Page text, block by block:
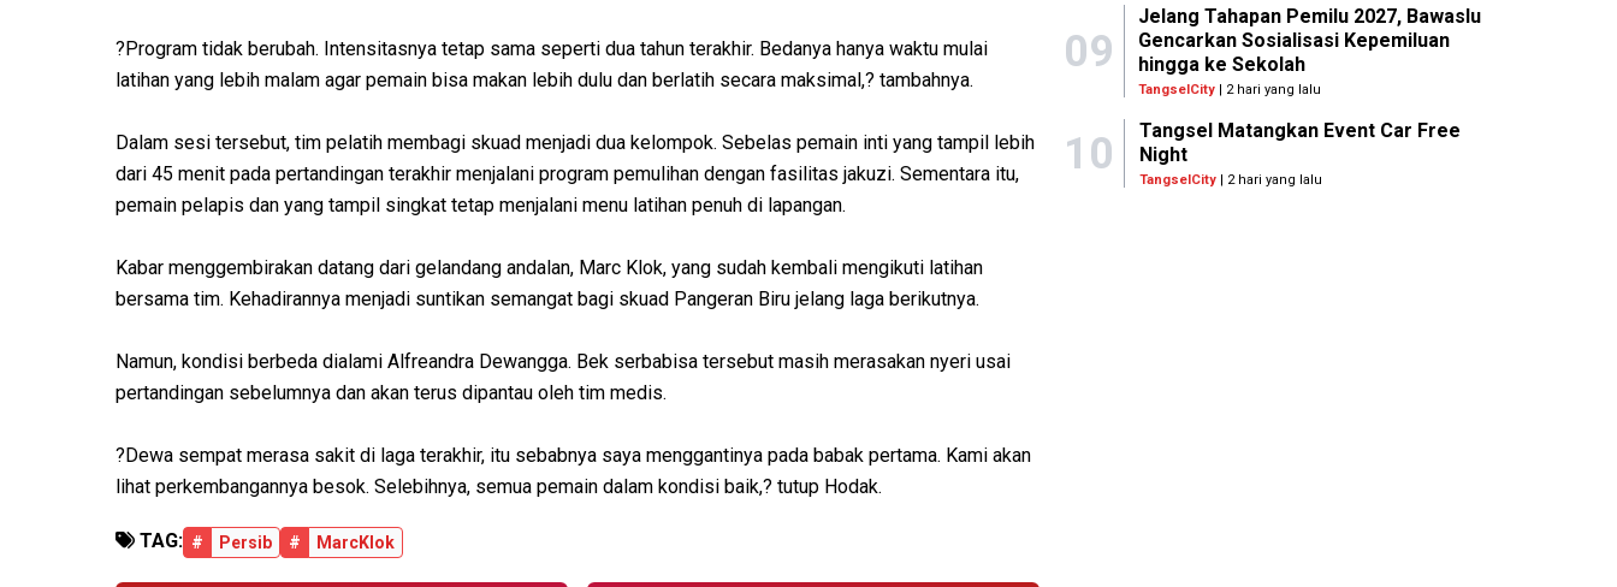
?Program tidak berubah. Intensitasnya tetap sama seperti dua tahun terakhir. Bedanya hanya waktu mulai
latihan yang lebih malam agar pemain bisa makan lebih dulu dan berlatih secara maksimal,? tambahnya.
Dalam sesi tersebut, tim pelatih membagi skuad menjadi dua kelompok. Sebelas pemain inti yang tampil lebih
dari 45 menit pada pertandingan terakhir menjalani program pemulihan dengan fasilitas jakuzi. Sementara itu,
pemain pelapis dan yang tampil singkat tetap menjalani menu latihan penuh di lapangan.
Kabar menggembirakan datang dari gelandang andalan, Marc Klok, yang sudah kembali mengikuti latihan
bersama tim. Kehadirannya menjadi suntikan semangat bagi skuad Pangeran Biru jelang laga berikutnya.
Namun, kondisi berbeda dialami Alfreandra Dewangga. Bek serbabisa tersebut masih merasakan nyeri usai
pertandingan sebelumnya dan akan terus dipantau oleh tim medis.
?Dewa sempat merasa sakit di laga terakhir, itu sebabnya saya menggantinya pada babak pertama. Kami akan
lihat perkembangannya besok. Selebihnya, semua pemain dalam kondisi baik,? tutup Hodak.
TAG: # Persib # MarcKlok
09
Jelang Tahapan Pemilu 2027, Bawaslu
Gencarkan Sosialisasi Kepemiluan
hingga ke Sekolah
TangselCity | 2 hari yang lalu
10
Tangsel Matangkan Event Car Free
Night
TangselCity| 2 hari yang lalu